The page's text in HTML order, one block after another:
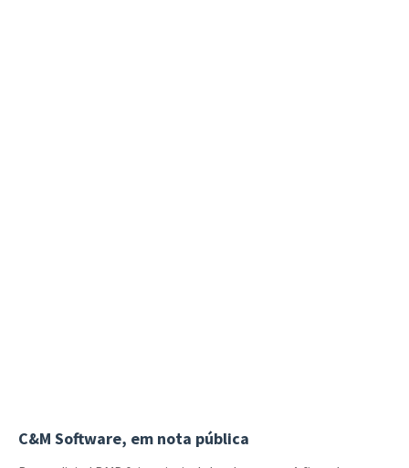
C&M Software, em nota pública